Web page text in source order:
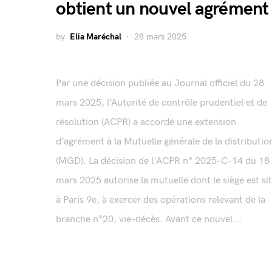
obtient un nouvel agrément
by Elia Maréchal 28 mars 2025
Par une décision publiée au Journal officiel du 28
mars 2025, l’Autorité de contrôle prudentiel et de
résolution (ACPR) a accordé une extension
d’agrément à la Mutuelle générale de la
(MGD). La décision de l'ACPR n° 2025-C-14 du 18
mars 2025 autorise la mutuelle dont le siège est
à Paris 9e, à exercer des opérations relevant de la
branche n°20, vie-décès. Avant ce nouvel...